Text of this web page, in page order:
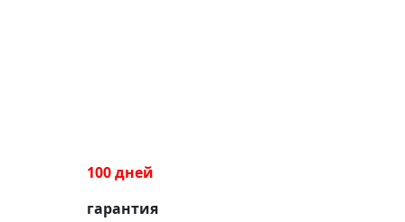
100 дней
гарантия